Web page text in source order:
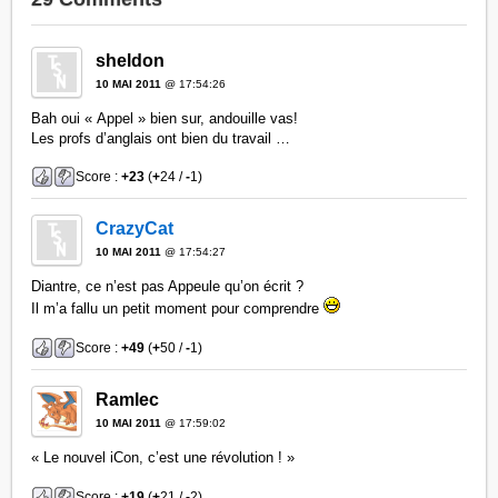
sheldon
10 MAI 2011 @ 17:54:26
Bah oui « Appel » bien sur, andouille vas!
Les profs d’anglais ont bien du travail …
Score :+23 (+24 /-1)
CrazyCat
10 MAI 2011 @ 17:54:27
Diantre, ce n’est pas Appeule qu’on écrit ?
Il m’a fallu un petit moment pour comprendre
Score :+49 (+50 /-1)
Ramlec
10 MAI 2011 @ 17:59:02
« Le nouvel iCon, c’est une révolution ! »